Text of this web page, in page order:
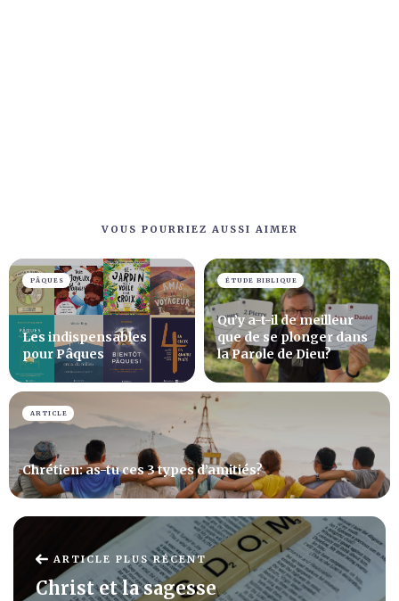
VOUS POURRIEZ AUSSI AIMER
PÂQUES
Les indispensables
pour Pâques
ÉTUDE BIBLIQUE
Qu’y a-t-il de meilleur
que de se plonger dans
la Parole de Dieu?
ARTICLE
Chrétien: as-tu ces 3 types d’amitiés?
ARTICLE PLUS RÉCENT
Christ et la sagesse